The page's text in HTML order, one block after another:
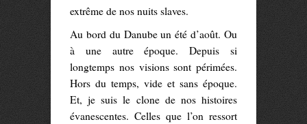
extrême de nos nuits slaves.
Au bord du Danube un été d’août. Ou
à une autre époque. Depuis si
longtemps nos visions sont périmées.
Hors du temps, vide et sans époque.
Et, je suis le clone de nos histoires
évanescentes. Celles que l’on ressort